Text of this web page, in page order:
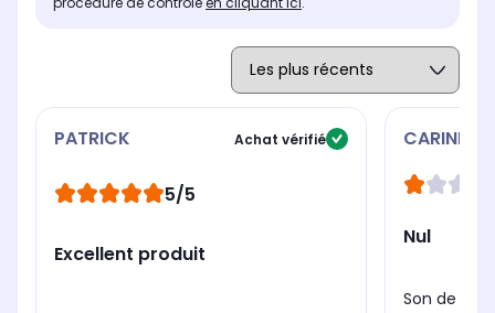
PATRICK Achat vérifié
5/5
Excellent produit
CARINE
Nul
Son de